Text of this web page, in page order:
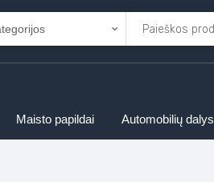
Maisto papildai Automobilių dalys